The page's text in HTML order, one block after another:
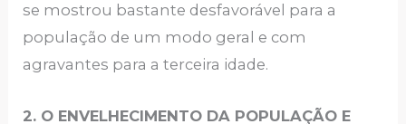
se mostrou bastante desfavorável para a
população de um modo geral e com
agravantes para a terceira idade.
2. O ENVELHECIMENTO DA POPULAÇÃO E